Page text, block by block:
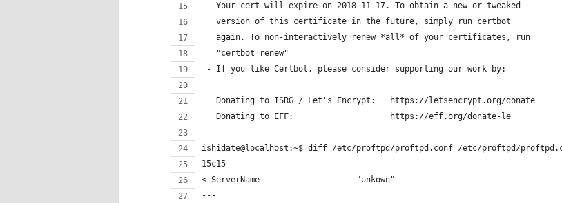
   Your cert will expire on 2018-11-17. To obtain a new or tweaked
   version of this certificate in the future, simply run certbot
   again. To non-interactively renew *all* of your certificates, run
   "certbot renew"
- If you like Certbot, please consider supporting our work by:
   Donating to ISRG / Let's Encrypt:   https://letsencrypt.org/donate
   Donating to EFF:                    https://eff.org/donate-le
ishidate@localhost:~$ diff /etc/proftpd/proftpd.conf /etc/proftpd/
15c15
< ServerName                    "unkown"
---